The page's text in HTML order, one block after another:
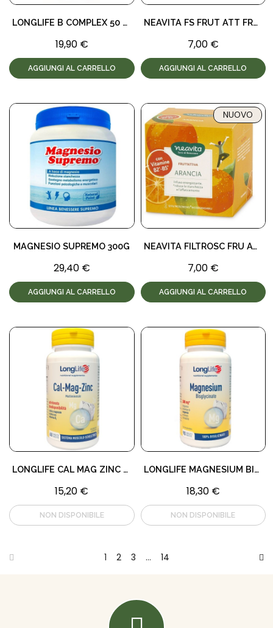
LONGLIFE B COMPLEX 50 RG 60 TAVOLETTE
19,90 €
AGGIUNGI AL CARRELLO
NEAVITA FS FRUT ATT FRAG MAGN
7,00 €
AGGIUNGI AL CARRELLO
MAGNESIO SUPREMO 300G
29,40 €
AGGIUNGI AL CARRELLO
NUOVO
NEAVITA FILTROSC FRU AT AR VIT
7,00 €
AGGIUNGI AL CARRELLO
LONGLIFE CAL MAG ZINC 60 TAVOLETTE
15,20 €
LONGLIFE MAGNESIUM BISGL 90 TAVOLETTE
18,30 €
1 2 3 … 14